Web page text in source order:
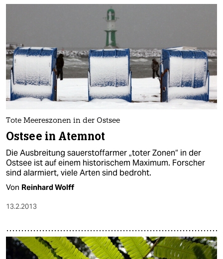
Tote Meereszonen in der Ostsee
Ostsee in Atemnot
Die Ausbreitung sauerstoffarmer „toter Zonen“ in der
Ostsee ist auf einem historischem Maximum. Forscher
sind alarmiert, viele Arten sind bedroht.
Von Reinhard Wolff
13.2.2013